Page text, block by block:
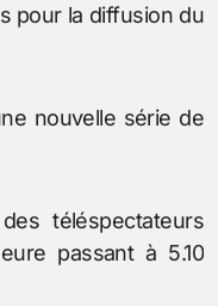
pour la diffusion du
nouvelle série de
téléspectateurs
passant à 5.10